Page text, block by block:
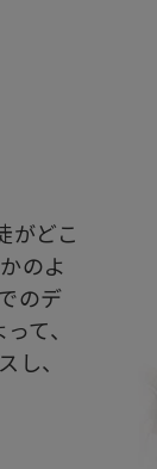
がどこ
のよ
のデ
て、
、